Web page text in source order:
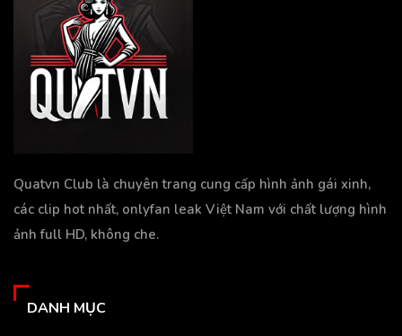
Quatvn Club là chuyên trang cung cấp hình ảnh gái xinh,
các clip hot nhất, onlyfan leak Việt Nam với chất lượng hình
ảnh full HD, không che.
DANH MỤC